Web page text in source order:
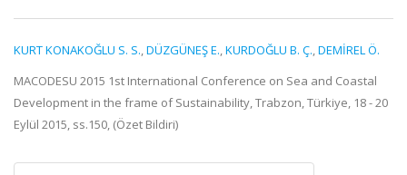
KURT KONAKOĞLU S. S.,DÜZGÜNEŞ E.,KURDOĞLU B. Ç.,DEMİREL Ö.
MACODESU 2015 1st International Conference on Sea and Coastal
Development in the frame of Sustainability, Trabzon, Türkiye, 18 - 20
Eylül 2015, ss.150, (Özet Bildiri)